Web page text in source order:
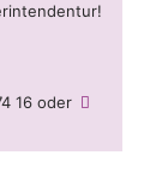
16 oder